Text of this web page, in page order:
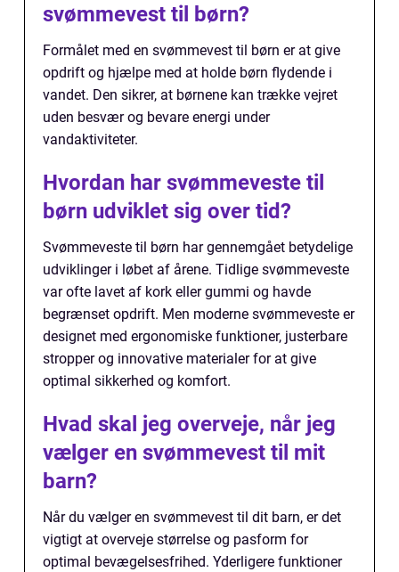
svømmevest til børn?
Formålet med en svømmevest til børn er at give
opdrift og hjælpe med at holde børn flydende i
vandet. Den sikrer, at børnene kan trække vejret
uden besvær og bevare energi under
vandaktiviteter.
Hvordan har svømmeveste til
børn udviklet sig over tid?
Svømmeveste til børn har gennemgået betydelige
udviklinger i løbet af årene. Tidlige svømmeveste
var ofte lavet af kork eller gummi og havde
begrænset opdrift. Men moderne svømmeveste er
designet med ergonomiske funktioner, justerbare
stropper og innovative materialer for at give
optimal sikkerhed og komfort.
Hvad skal jeg overveje, når jeg
vælger en svømmevest til mit
barn?
Når du vælger en svømmevest til dit barn, er det
vigtigt at overveje størrelse og pasform for
optimal bevægelsesfrihed. Yderligere funktioner